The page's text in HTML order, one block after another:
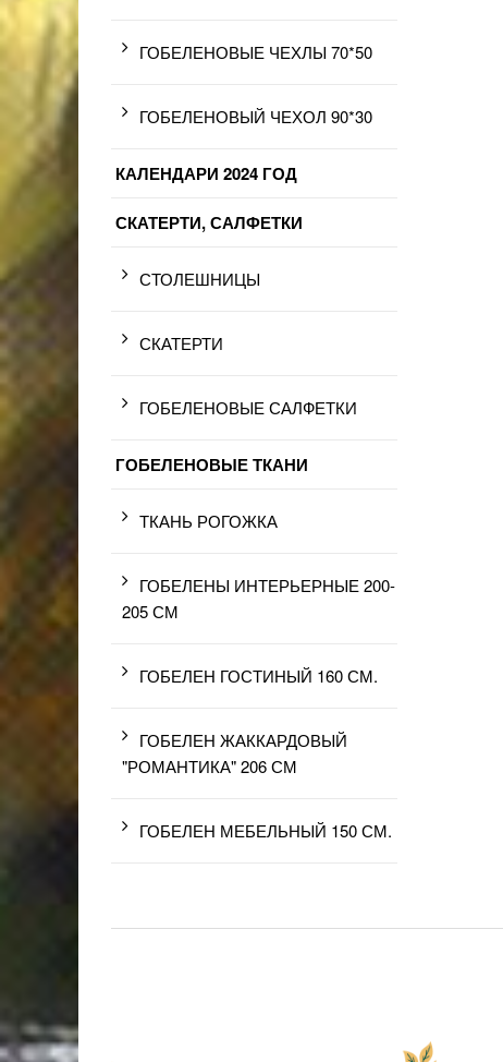
ГОБЕЛЕНОВЫЕ ЧЕХЛЫ 70*50
ГОБЕЛЕНОВЫЙ ЧЕХОЛ 90*30
КАЛЕНДАРИ 2024 ГОД
СКАТЕРТИ, САЛФЕТКИ
СТОЛЕШНИЦЫ
СКАТЕРТИ
ГОБЕЛЕНОВЫЕ САЛФЕТКИ
ГОБЕЛЕНОВЫЕ ТКАНИ
ТКАНЬ РОГОЖКА
ГОБЕЛЕНЫ ИНТЕРЬЕРНЫЕ 200-
205 СМ
ГОБЕЛЕН ГОСТИНЫЙ 160 СМ.
ГОБЕЛЕН ЖАККАРДОВЫЙ
"РОМАНТИКА" 206 СМ
ГОБЕЛЕН МЕБЕЛЬНЫЙ 150 СМ.